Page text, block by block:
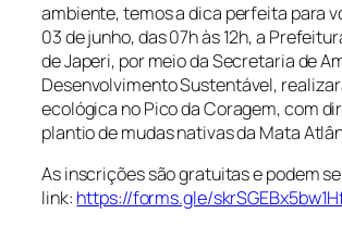
ambiente, temos a dica perfeita para
03 de junho, das 07h às 12h, a
de Japeri, por meio da Secretaria de
Desenvolvimento Sustentável,
ecológica no Pico da Coragem, com
plantio de mudas nativas da Mata
As inscrições são gratuitas e podem
link: https://forms.gle/